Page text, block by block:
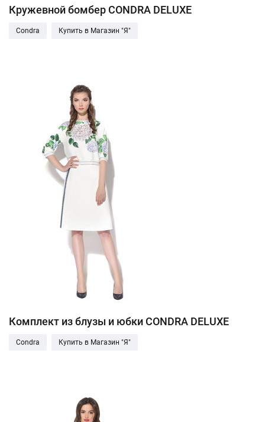
Кружевной бомбер CONDRA DELUXE
Condra Купить в Магазин "Я"
Комплект из блузы и юбки CONDRA DELUXE
Condra Купить в Магазин "Я"